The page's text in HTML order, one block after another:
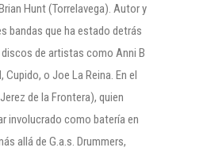
Hunt (Torrelavega). Autor y
bandas que ha estado detrás
de artistas como Anni B
Cupido, o Joe La Reina. En el
de la Frontera), quien
involucrado como batería en
allá de G.a.s. Drummers,